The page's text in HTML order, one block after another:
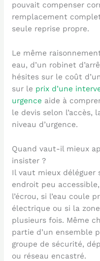
pouvait compenser
remplacement
seule reprise propre.
Le même
eau, d’un robinet
hésites sur le coût
sur le prix d’une
urgence aide à
le devis selon l’accès,
niveau d’urgence.
Quand vaut-il mieux
insister ?
Il vaut mieux
endroit peu
l’écrou, si l’eau coule
électrique ou si la
plusieurs fois. Même
partie d’un ensemble
groupe de sécurité,
ou réseau encastré.